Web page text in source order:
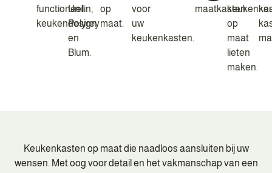
functioneel
keukendesign.
Unilin,
Polyrey
en
Blum.
op
maat.
voor
uw
keukenkasten.
maatkasten.
op
maat
lieten
maken.
Keukenkasten op maat die naadloos aansluiten bij uw
wensen. Met oog voor detail en het vakmanschap van een